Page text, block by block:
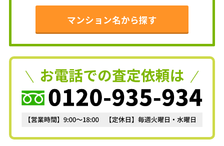
マンション名から探す